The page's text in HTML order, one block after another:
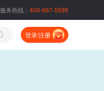
服务热线： 400-667-5599
登录/注册